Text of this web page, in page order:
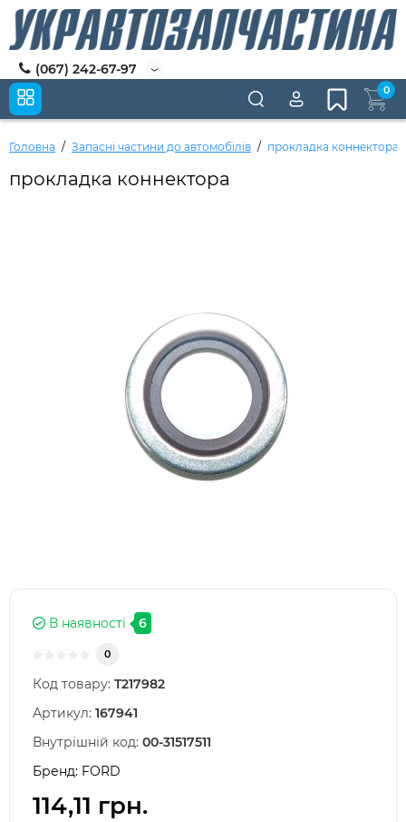
(067) 242-67-97
0
Головна Запасні частини до автомобілів прокладка коннектора
прокладка коннектора
В наявності 6
0
Код товару: T217982
Артикул: 167941
Внутрішній код: 00-31517511
Бренд: FORD
114,11 грн.